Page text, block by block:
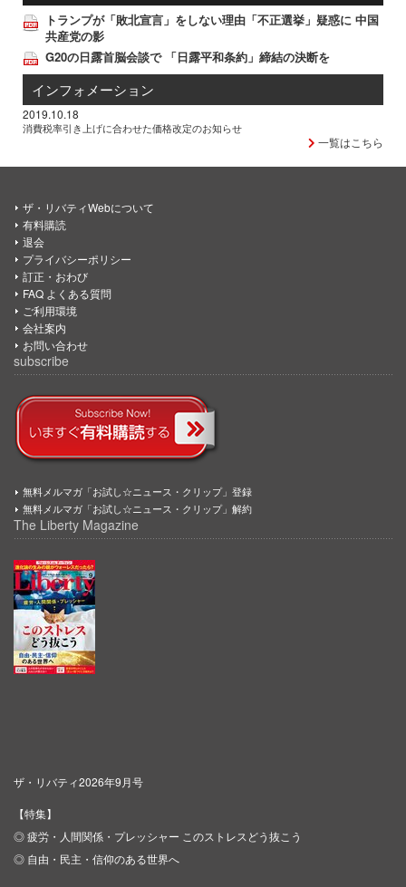
トランプが「敗北宣言」をしない理由「不正選挙」疑惑に 中国
共産党の影
G20の日露首脳会談で 「日露平和条約」締結の決断を
インフォメーション
2019.10.18
消費税率引き上げに合わせた価格改定のお知らせ
一覧はこちら
ザ・リバティWebについて
有料購読
退会
プライバシーポリシー
訂正・おわび
FAQ よくある質問
ご利用環境
会社案内
お問い合わせ
subscribe
無料メルマガ「お試し☆ニュース・クリップ」登録
無料メルマガ「お試し☆ニュース・クリップ」解約
The Liberty Magazine
ザ・リバティ2026年9月号
【特集】
◎ 疲労・人間関係・プレッシャー このストレスどう抜こう
◎ 自由・民主・信仰のある世界へ